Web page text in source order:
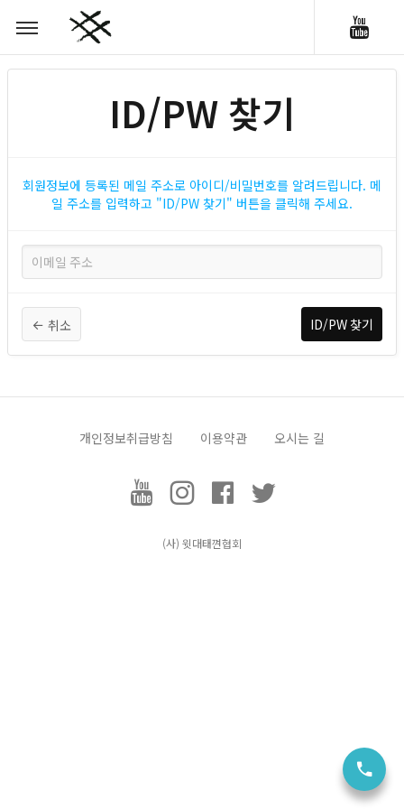
ID/PW 찾기
회원정보에 등록된 메일 주소로 아이디/비밀번호를 알려드립니다. 메
일 주소를 입력하고 "ID/PW 찾기" 버튼을 클릭해 주세요.
취소
개인정보취급방침 이용약관 오시는 길
(사) 윗대태껸택견, Taekkyeon
협회